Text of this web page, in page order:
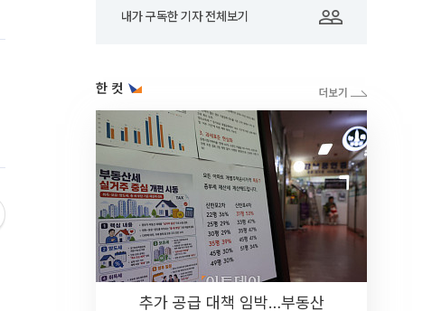
내가 구독한 기자 전체보기
한 컷
추가 공급 대책 임박…부동산